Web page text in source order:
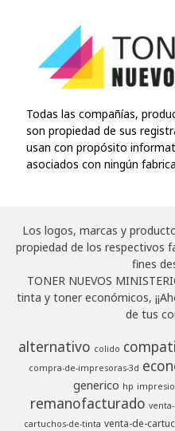
Todas las compañías,
son propiedad de sus
usan con propósito
asociados con ningún
Los logos, marcas y
propiedad de los respectivos
fines
TONER NUEVOS
tinta y toner económicos,
de tus
alternativo colido
compra-de-impresoras-3d
generico hp
remanofacturado
cartuchos-de-tinta venta-de-